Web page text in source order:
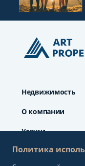
Недвижимость
О компании
Услуги
Отзывы
Политика